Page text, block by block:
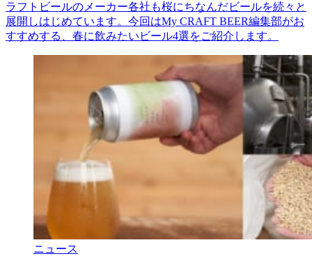
ラフトビールのメーカー各社も桜にちなんだビールを続々と
展開しはじめています。今回はMy CRAFT BEER編集部がお
すすめする、春に飲みたいビール4選をご紹介します。
ニュース